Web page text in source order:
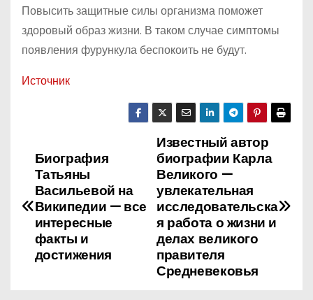
Повысить защитные силы организма поможет
здоровый образ жизни. В таком случае симптомы
появления фурункула беспокоить не будут.
Источник
Н
в
Известный автор
биографии Карла
Великого —
увлекательная
исследовательска
я работа о жизни и
делах великого
правителя
Средневековья
Биография
Татьяны
Васильевой на
Википедии — все
интересные
факты и
достижения